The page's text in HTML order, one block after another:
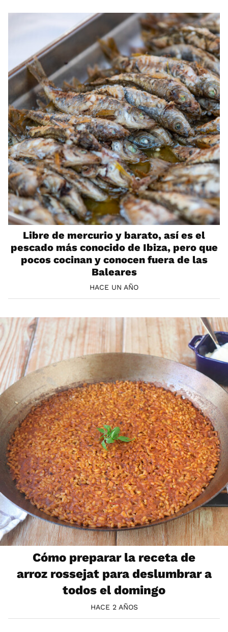
Libre de mercurio y barato, así es el
pescado más conocido de Ibiza, pero que
pocos cocinan y conocen fuera de las
Baleares
HACE UN AÑO
Cómo preparar la receta de
arroz rossejat para deslumbrar a
todos el domingo
HACE 2 AÑOS